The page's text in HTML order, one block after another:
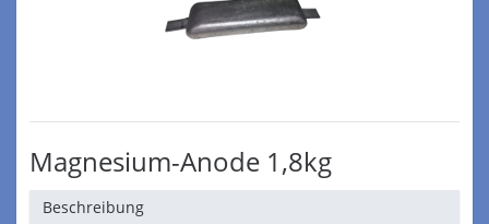
Magnesium-Anode 1,8kg
Beschreibung